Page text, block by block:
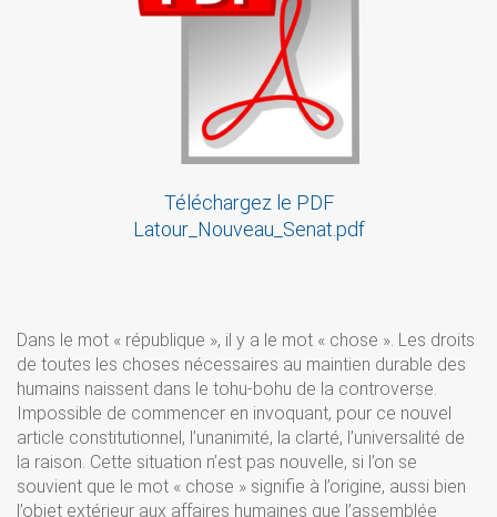
Téléchargez le PDF
Latour_Nouveau_Senat.pdf
Dans le mot « république », il y a le mot « chose ». Les droits
de toutes les choses nécessaires au maintien durable des
humains naissent dans le tohu-bohu de la controverse.
Impossible de commencer en invoquant, pour ce nouvel
article constitutionnel, l’unanimité, la clarté, l’universalité de
la raison. Cette situation n’est pas nouvelle, si l’on se
souvient que le mot « chose » signifie à l’origine, aussi bien
l’objet extérieur aux affaires humaines que l’assemblée